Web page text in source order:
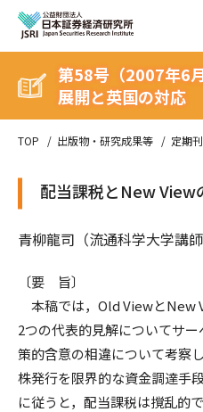
TOP 出版物・研究成果等 定期
第58号（2007年6
展開と英国の対応
配当課税とNew View
青柳龍司（流通科学大学講師
〔要 旨〕
本稿では，Old ViewとNew
2つの代表的見解についてサ
策的含意の相違について考察
株発行を限界的な資金調達手
に従うと，配当課税は撹乱的